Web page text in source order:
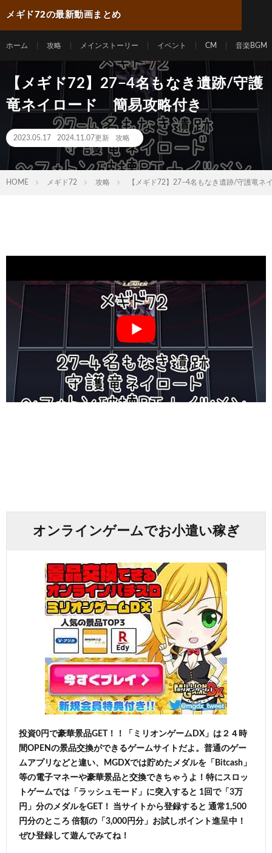
メギド72の最新動画まとめ
ホーム 攻略 メインストーリー イベント CM 音楽BGM
【メギド72】27−4名もなき遺跡/守護
竜ネイロード 簡易攻略付き
2023.05.17 2024.11.07更新 攻略
HOME メギド72 攻略 【メギド72】27−4名もなき遺跡/守護竜
オンラインゲームでお小遣い稼ぎ
投資0円で豪華景品GET！！「ミリオンゲームDX」は２４時
間OPENの景品交換ができるゲームサイトだよ。普通のゲー
ムアプリなどと違い、MGDXでは貯めたメダルを「Bitcash」
等の電子マネーや豪華景品と交換できちゃうよ！特にスロッ
トゲームでは「ラッシュモード」に突入すると 1回で「3万
円」分のメダルをGET！ 当サイトから登録すると 通常1,500
円分のところ 倍額の「3,000円分」お試しポイント進呈中！
ぜひ登録して遊んでみてね！